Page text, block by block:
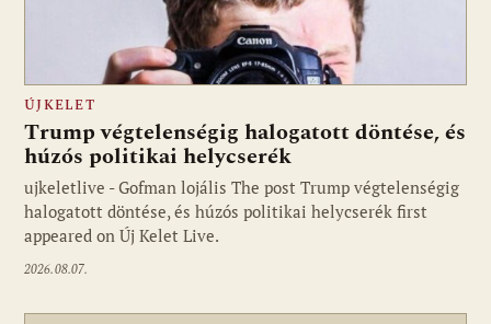
Fotó: ujkelet.live
ÚJKELET
Trump végtelenségig halogatott döntése, és
húzós politikai helycserék
ujkeletlive - Gofman lojális The post Trump végtelenségig
halogatott döntése, és húzós politikai helycserék first
appeared on Új Kelet Live.
2026.08.07.